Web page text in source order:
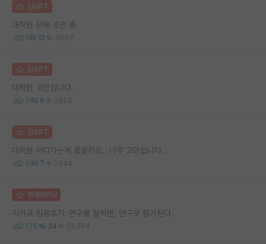
김GPT
대학원 문제 조언 좀
1 12 3967
김GPT
대학원 고민입니다.
0 6 2623
김GPT
대학원 어디가는게 좋을까요.. 너무 고민됩니다..
0 7 2544
명예의전당
지거국 임용후기: 연구를 잘하면, 연구로 평가된다.
176 34 56354